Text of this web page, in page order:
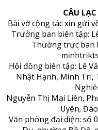
CÂU
Bài vở cộng tác xin gửi
Trưởng ban biên tập:
Thường trực ban
Hội đồng biên tập: Lê
Nhật Hạnh, Minh Trí,
Nguyễn Thị Mai Liên,
Uyên,
Văn phòng đại diện: số